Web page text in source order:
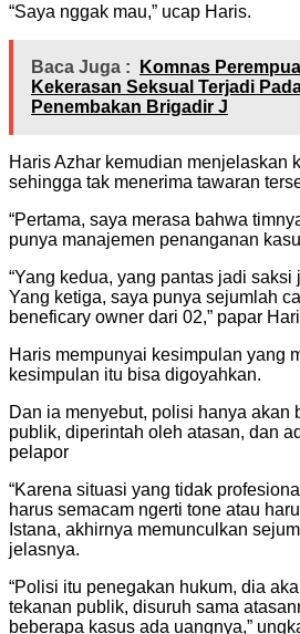
“Saya nggak mau,” ucap Haris.
Baca Juga :
Komnas
Kekerasan Seksual Terjadi
Penembakan Brigadir J
Haris Azhar kemudian menjelaskan
sehingga tak menerima tawaran
“Pertama, saya merasa bahwa
punya manajemen penanganan
“Yang kedua, yang pantas jadi
Yang ketiga, saya punya sejumlah
beneficary owner dari 02,” papar
Haris mempunyai kesimpulan yang
kesimpulan itu bisa digoyahkan.
Dan ia menyebut, polisi hanya akan
publik, diperintah oleh atasan, dan
pelapor
“Karena situasi yang tidak
harus semacam ngerti tone atau
Istana, akhirnya memunculkan
jelasnya.
“Polisi itu penegakan hukum, dia
tekanan publik, disuruh sama
beberapa kasus ada uangnya,”